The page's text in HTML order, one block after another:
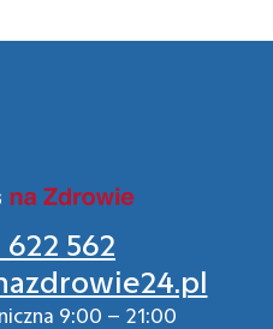
562
9:00 – 21:00